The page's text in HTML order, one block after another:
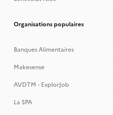
Organisations populaires
Banques Alimentaires
Makesense
AVDTM - ExplorJob
La SPA